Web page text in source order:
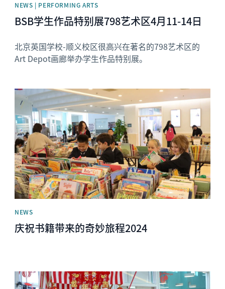
NEWS | PERFORMING ARTS
BSB学生作品特别展798艺术区4月11-14日
北京英国学校-顺义校区很高兴在著名的798艺术区的
Art Depot画廊举办学生作品特别展。
News image
NEWS
庆祝书籍带来的奇妙旅程2024
News image